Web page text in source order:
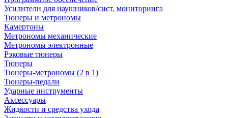
Усилители для наушников/сист. мониторинга
Тюнеры и метрономы
Камертоны
Метрономы механические
Метрономы электронные
Рэковые тюнеры
Тюнеры
Тюнеры-метрономы (2 в 1)
Тюнеры-педали
Ударные инструменты
Аксессуары
Жидкости и средства ухода